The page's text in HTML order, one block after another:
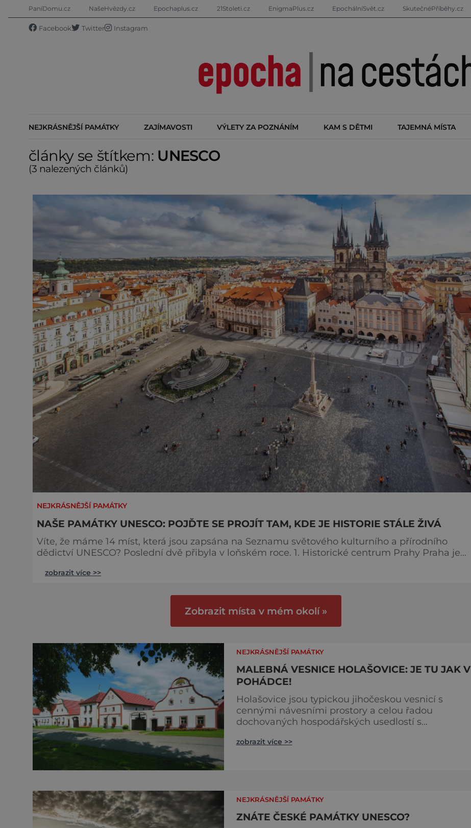
PaníDomu.cz NašeHvězdy.cz Epochaplus.cz 21Stoleti.cz EnigmaPlus.cz EpochálníSvět.cz SkutečnéPříběhy.cz
Facebook Twitter Instagram
NEJKRÁSNĚJŠÍ PAMÁTKY ZAJÍMAVOSTI VÝLETY ZA POZNÁNÍM KAM S DĚTMI TAJEMNÁ MÍSTA
články se štítkem: UNESCO
(3 nalezených článků)
NEJKRÁSNĚJŠÍ PAMÁTKY
NAŠE PAMÁTKY UNESCO: POJĎTE SE PROJÍT TAM, KDE JE HISTORIE STÁLE ŽIVÁ
Víte, že máme 14 míst, která jsou zapsána na Seznamu světového kulturního a přírodního
dědictví UNESCO? Poslední dvě přibyla v loňském roce. 1. Historické centrum Prahy Praha je
zahrnuje unikátní Pražský hrad a Hradčany, Malou Stranu včetně Karlova mostu, Staré Město s
zobrazit více >>
Zobrazit místa v mém okolí »
NEJKRÁSNĚJŠÍ PAMÁTKY
MALEBNÁ VESNICE HOLAŠOVICE: JE TU JAK V
POHÁDCE!
Holašovice jsou typickou jihočeskou vesnicí s
cennými návesními prostory a celou řadou
dochovaných hospodářských usedlostí s
středověké kolonizace. Vesnice byla zapsána na
zobrazit více >>
NEJKRÁSNĚJŠÍ PAMÁTKY
ZNÁTE ČESKÉ PAMÁTKY UNESCO?